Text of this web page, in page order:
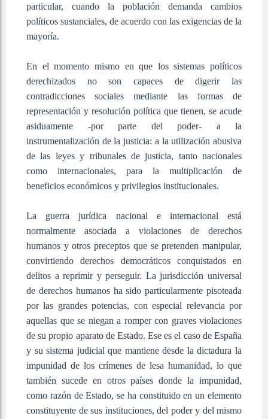
particular, cuando la población demanda cambios
políticos sustanciales, de acuerdo con las exigencias de la
mayoría.
En el momento mismo en que los sistemas políticos
derechizados no son capaces de digerir las
contradicciones sociales mediante las formas de
representación y resolución política que tienen, se acude
asiduamente -por parte del poder- a la
instrumentalización de la justicia: a la utilización abusiva
de las leyes y tribunales de justicia, tanto nacionales
como internacionales, para la multiplicación de
beneficios económicos y privilegios institucionales.
La guerra jurídica nacional e internacional está
normalmente asociada a violaciones de derechos
humanos y otros preceptos que se pretenden manipular,
convirtiendo derechos democráticos conquistados en
delitos a reprimir y perseguir. La jurisdicción universal
de derechos humanos ha sido particularmente pisoteada
por las grandes potencias, con especial relevancia por
aquellas que se niegan a romper con graves violaciones
de su propio aparato de Estado. Ese es el caso de España
y su sistema judicial que mantiene desde la dictadura la
impunidad de los crímenes de lesa humanidad, lo que
también sucede en otros países donde la impunidad,
como razón de Estado, se ha constituido en un elemento
constituyente de sus instituciones, del poder y del mismo